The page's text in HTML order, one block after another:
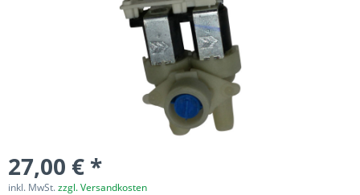
27,00 € *
inkl. MwSt.zzgl. Versandkosten